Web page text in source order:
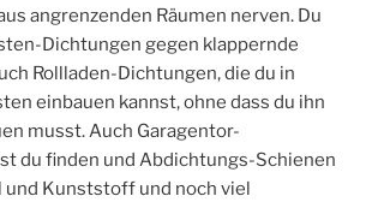
angrenzenden Räumen nerven. Du
Dichtungen gegen klappernde
Rollladen-Dichtungen, die du in
einbauen kannst, ohne dass du ihn
musst. Auch Garagentor-
du finden und Abdichtungs-Schienen
und Kunststoff und noch viel